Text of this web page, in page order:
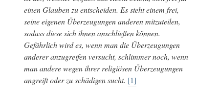
einen Glauben zu entscheiden. Es steht einem frei,
seine eigenen Überzeugungen anderen mitzuteilen,
sodass diese sich ihnen anschließen können.
Gefährlich wird es, wenn man die Überzeugungen
anderer anzugreifen versucht, schlimmer noch, wenn
man andere wegen ihrer religiösen Überzeugungen
angreift oder zu schädigen sucht. [1]